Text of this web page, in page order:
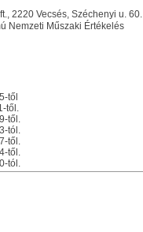
2220 Vecsés, Széchenyi u. 60.
Nemzeti Műszaki Értékelés
től
től.
től.
tól.
től.
től.
tól.